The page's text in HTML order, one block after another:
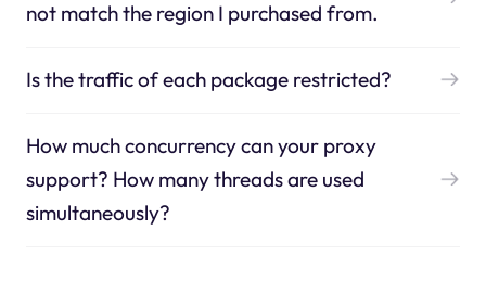
not match the region I purchased from.
Is the traffic of each package restricted?
How much concurrency can your proxy
support? How many threads are used
simultaneously?